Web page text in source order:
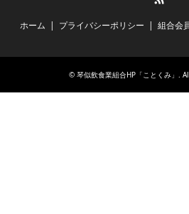
ホーム プライバシーポリシー 組合会
© 琴似飲食業組合HP「ことくみ」 .